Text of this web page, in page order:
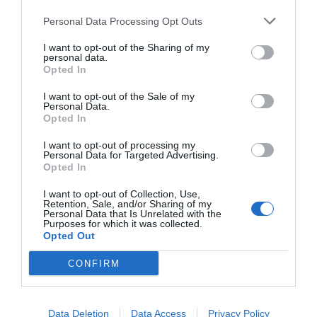
Personal Data Processing Opt Outs
I want to opt-out of the Sharing of my
personal data.
Opted In
I want to opt-out of the Sale of my
Personal Data.
Opted In
I want to opt-out of processing my
Personal Data for Targeted Advertising.
Opted In
I want to opt-out of Collection, Use,
Retention, Sale, and/or Sharing of my
Personal Data that Is Unrelated with the
Purposes for which it was collected.
Opted Out
CONFIRM
Data Deletion Data Access Privacy Policy
Las 10 apps másCómo generan
Las claves
LOS MÁS LEÍDOS
HOY DESTACAMOS